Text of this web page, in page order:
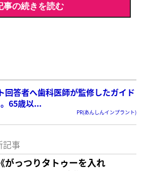
事の続きを読む
回答者へ歯科医師が監修したガイド
65歳以...
PR(あんしんインプラント)
記事
《がっつりタトゥーを入れ